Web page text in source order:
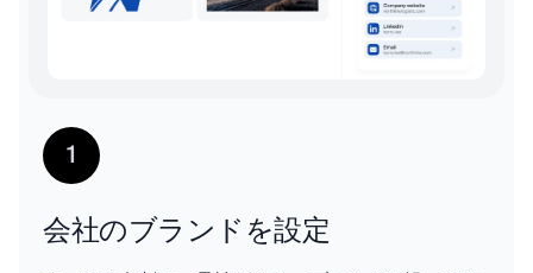
1
会社のブランドを設定